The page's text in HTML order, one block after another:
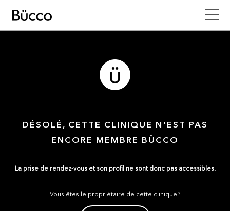
DÉSOLÉ, CETTE CLINIQUE N'EST PAS
ENCORE MEMBRE BÜCCO
La prise de rendez-vous et son profil ne sont donc pas accessibles.
Vous êtes le propriétaire de cette clinique?